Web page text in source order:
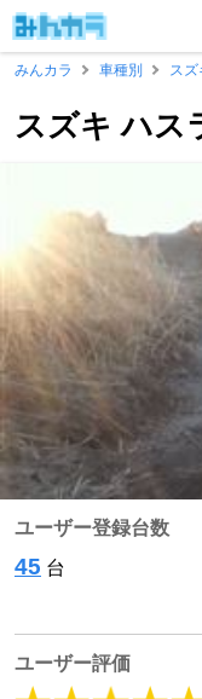
みんカラ
車種別 スズ
スズキ ハス
ユーザー登録台数
45 台
ユーザー評価